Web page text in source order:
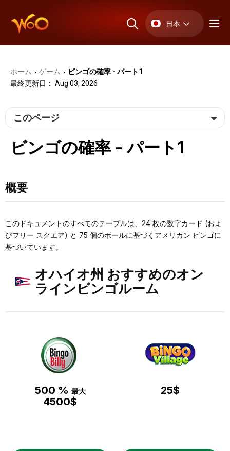
日本
ホーム › ゲーム › ビンゴの確率 - パート1
最終更新日： Aug 03, 2026
このページ
ビンゴの確率 - パート1
概要
このドキュメントのすべてのテーブルは、24 枚の数字カード (およ
びフリー スクエア) と 75 個のボールに基づくアメリカン ビンゴに
基づいています。
オハイオ州 おすすめのオン
ラインビンゴルーム
500 % 最大
4500$
25$